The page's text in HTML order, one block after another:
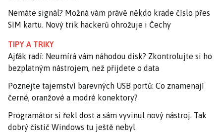
Nemáte signál? Možná vám právě někdo krade číslo přes
SIM kartu. Nový trik hackerů ohrožuje i Čechy
TIPY A TRIKY
Ajťák radí: Neumírá vám náhodou disk? Zkontrolujte si ho
bezplatným nástrojem, než přijdete o data
Poznejte tajemství barevných USB portů: Co znamenají
černé, oranžové a modré konektory?
Programátor si řekl dost a sám vyvinul nový nástroj. Tak
dobrý čistič Windows tu ještě nebyl